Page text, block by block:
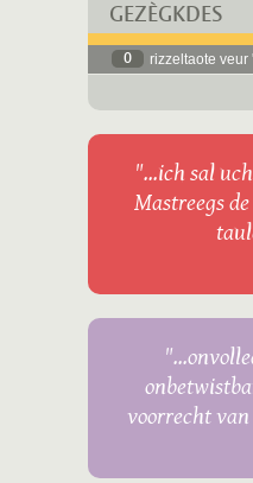
GEZÈGKDES
0 rizzeltaote veur
"...ich sal
Mastreegs
voorrecht